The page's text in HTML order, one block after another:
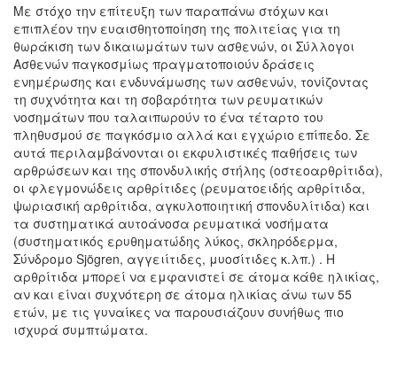
ΑΝΘΕΚΤΙΚΗ
ΠΟΛΗ
Με στόχο την επίτευξη των παραπάνω στόχων και
επιπλέον την ευαισθητοποίηση της πολιτείας για τη
θωράκιση των δικαιωμάτων των ασθενών, οι Σύλλογοι
Ασθενών παγκοσμίως πραγματοποιούν δράσεις
ενημέρωσης και ενδυνάμωσης των ασθενών, τονίζοντας
τη συχνότητα και τη σοβαρότητα των ρευματικών
νοσημάτων που ταλαιπωρούν το ένα τέταρτο του
πληθυσμού σε παγκόσμιο αλλά και εγχώριο επίπεδο. Σε
αυτά περιλαμβάνονται οι εκφυλιστικές παθήσεις των
αρθρώσεων και της σπονδυλικής στήλης (οστεοαρθρίτιδα),
οι φλεγμονώδεις αρθρίτιδες (ρευματοειδής αρθρίτιδα,
ψωριασική αρθρίτιδα, αγκυλοποιητική σπονδυλίτιδα) και
τα συστηματικά αυτοάνοσα ρευματικά νοσήματα
(συστηματικός ερυθηματώδης λύκος, σκληρόδερμα,
Σύνδρομο Sjögren, αγγειίτιδες, μυοσίτιδες κ.λπ.) . Η
αρθρίτιδα μπορεί να εμφανιστεί σε άτομα κάθε ηλικίας,
αν και είναι συχνότερη σε άτομα ηλικίας άνω των 55
ετών, με τις γυναίκες να παρουσιάζουν συνήθως πιο
ισχυρά συμπτώματα.